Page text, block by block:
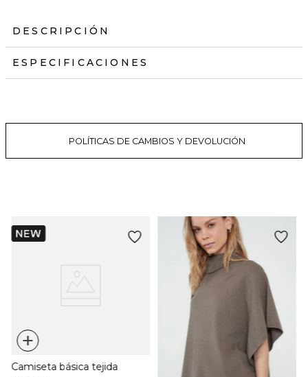
DESCRIPCIÓN
ESPECIFICACIONES
POLÍTICAS DE CAMBIOS Y DEVOLUCIÓN
+
Camiseta básica tejida